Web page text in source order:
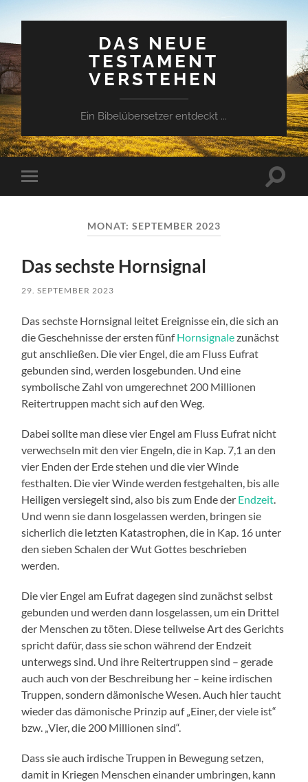
DAS NEUE
TESTAMENT
VERSTEHEN
Ein Bibelübersetzer entdeckt ...
Mobile-
Menü
MONAT: SEPTEMBER 2023
Das sechste Hornsignal
29. SEPTEMBER 2023
Das sechste Hornsignal leitet Ereignisse ein, die sich an
die Geschehnisse der ersten fünfHornsignalezunächst
gut anschließen. Die vier Engel, die am Fluss Eufrat
gebunden sind, werden losgebunden. Und eine
symbolische Zahl von umgerechnet 200 Millionen
Reitertruppen macht sich auf den Weg.
Dabei sollte man diese vier Engel am Fluss Eufrat nicht
verwechseln mit den vier Engeln, die in Kap. 7,1 an den
vier Enden der Erde stehen und die vier Winde
festhalten. Die vier Winde werden festgehalten, bis alle
Heiligen versiegelt sind, also bis zum Ende der Endzeit.
Und wenn sie dann losgelassen werden, bringen sie
sicherlich die letzten Katastrophen, die in Kap. 16 unter
den sieben Schalen der Wut Gottes beschrieben
werden.
Die vier Engel am Eufrat dagegen sind zunächst selbst
gebunden und werden dann losgelassen, um ein Drittel
der Menschen zu töten. Diese teilweise Art des Gerichts
spricht dafür, dass sie schon während der Endzeit
unterwegs sind. Und ihre Reitertruppen sind – gerade
auch auch von der Beschreibung her – keine irdischen
Truppen, sondern dämonische Wesen. Auch hier taucht
wieder das dämonische Prinzip auf „Einer, der viele ist“
bzw. „Vier, die 200 Millionen sind“.
Dass sie auch irdische Truppen in Bewegung setzen,
damit in Kriegen Menschen einander umbringen, kann